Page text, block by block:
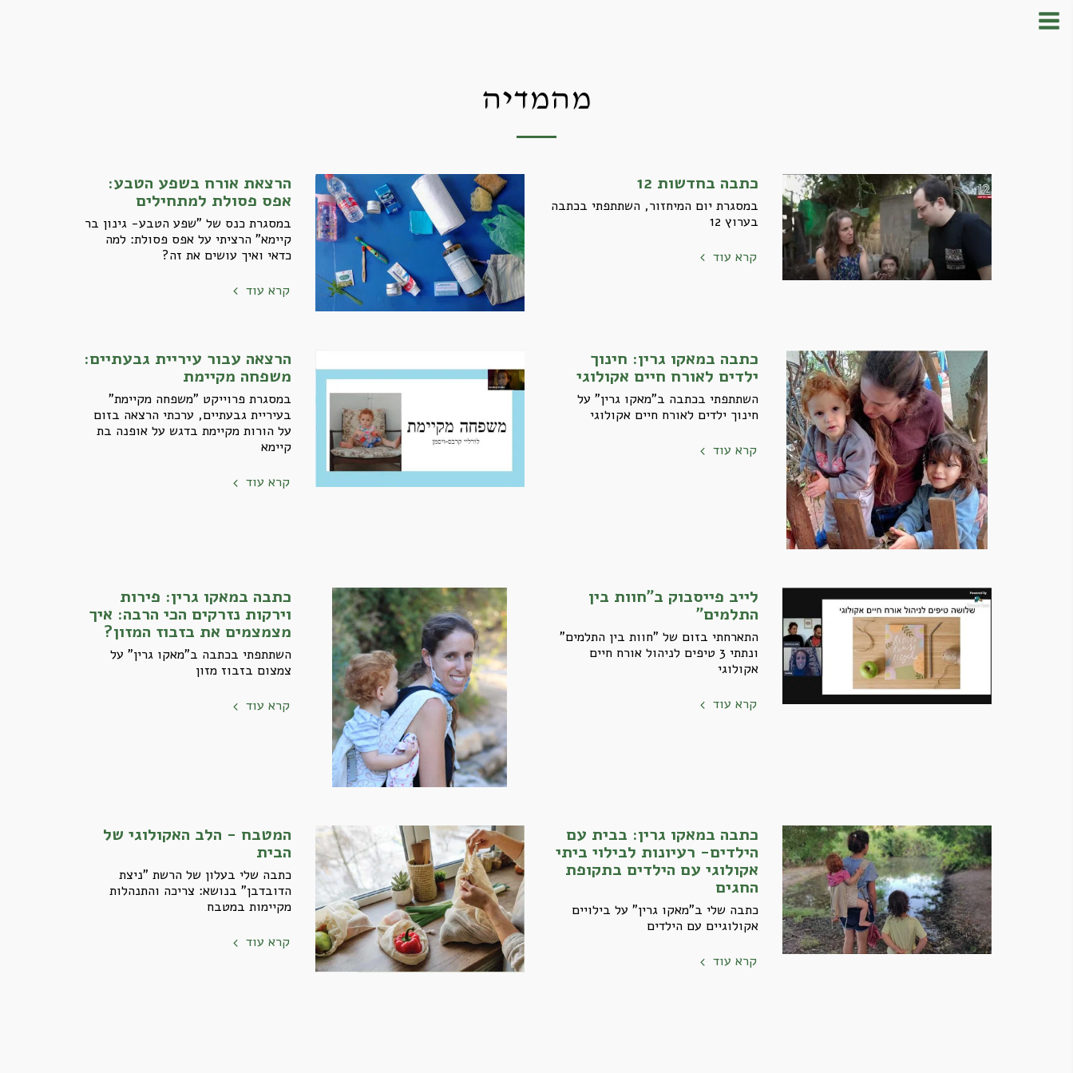
מהמדיה
כתבה בחדשות 12
במסגרת יום המיחזור, השתתפתי בכתבה
בערוץ 12
קרא עוד
הרצאת אורח בשפע הטבע:
אפס פסולת למתחילים
במסגרת כנס של "שפע הטבע- גינון בר
קיימא" הרציתי על אפס פסולת: למה
כדאי ואיך עושים את זה?
קרא עוד
כתבה במאקו גרין: חינוך
ילדים לאורח חיים אקולוגי
השתתפתי בכתבה ב"מאקו גרין" על
חינוך ילדים לאורח חיים אקולוגי
קרא עוד
הרצאה עבור עיריית גבעתיים:
משפחה מקיימת
במסגרת פרוייקט "משפחה מקיימת"
בעיריית גבעתיים, ערכתי הרצאה בזום
על הורות מקיימת בדגש על אופנה בת
קיימא
קרא עוד
לייב פייסבוק ב"חוות בין
התלמים"
התארחתי בזום של "חוות בין התלמים"
ונתתי 3 טיפים לניהול אורח חיים
אקולוגי
קרא עוד
כתבה במאקו גרין: פירות
וירקות נזרקים הכי הרבה: איך
מצמצמים את בזבוז המזון?
השתתפתי בכתבה ב"מאקו גרין" על
צמצום בזבוז מזון
קרא עוד
כתבה במאקו גרין: בבית עם
הילדים- רעיונות לבילוי ביתי
אקולוגי עם הילדים בתקופת
החגים
כתבה שלי ב"מאקו גרין" על בילויים
אקולוגיים עם הילדים
קרא עוד
המטבח - הלב האקולוגי של
הבית
כתבה שלי בעלון של הרשת "ניצת
הדובדבן" בנושא: צריכה והתנהלות
מקיימות במטבח
קרא עוד